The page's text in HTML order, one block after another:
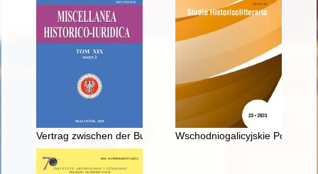
Vertrag zwischen der Bundesrepublik Deutschland und der
Wschodniogalicyjskie